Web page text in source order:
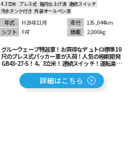
4.3立米 プレス式 箱内仕上げ済 連続スイッチ
汚水タンク付き 外装オールペン済
年式 H29年11月 走行
135,044km
シフト
FAT 積載 2,000kg
グルーウェーブ特選車！お買得なデュトロ標準10
尺のプレス式パッカー車が入荷！人気の極東開発
GB43-27-S！4，3立米！連続スイッチ！運転楽々
警報等安全装備も充実！詳細はこちら